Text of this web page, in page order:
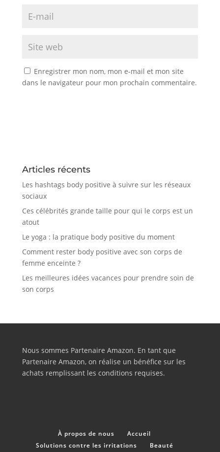
Enregistrer mon nom, mon e-mail et mon site
dans le navigateur pour mon prochain commentaire.
Articles récents
Les hashtags body positive à suivre sur les réseaux
sociaux
Ces célébrités grande taille pour qui le corps est un
atout
Le yoga : la pratique body positive du moment
Comment rester body positive avec son corps de
femme enceinte ?
Les meilleures idées vacances pour prendre soin de
son corps
Nous sommes Partenaire Amazon. En tant que
Partenaire Amazon, on réalise un bénéfice sur les
achats remplissant les conditions requises.
À propos de nous
Accueil
Solutions contre les irritations
Beauté